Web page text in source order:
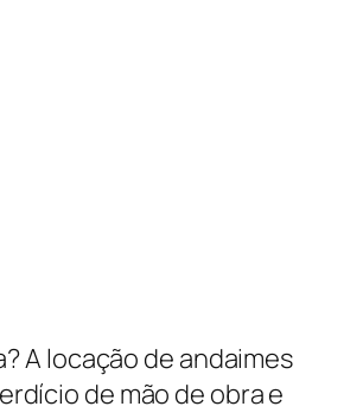
A locação de andaimes
de mão de obra e